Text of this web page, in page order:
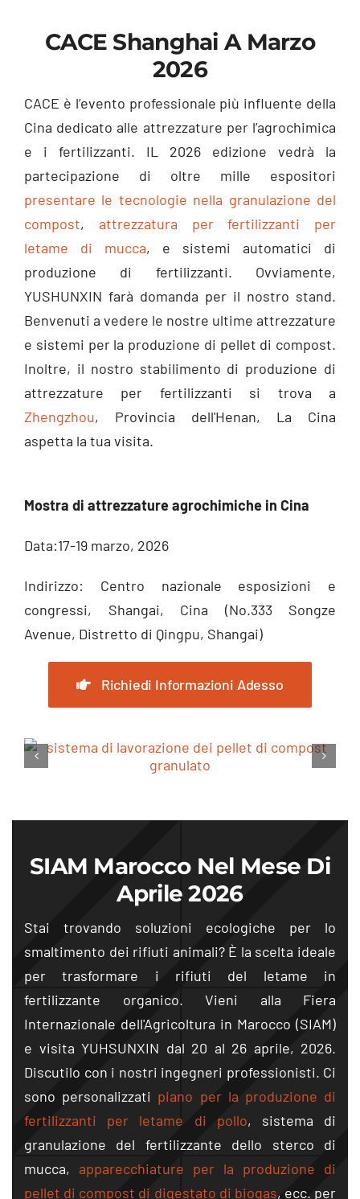
CACE Shanghai A Marzo
2026
CACE è l’evento professionale più influente della
Cina dedicato alle attrezzature per l’agrochimica
e i fertilizzanti. IL 2026 edizione vedrà la
partecipazione di oltre mille espositori
presentare le tecnologie nella granulazione del
compost, attrezzatura per fertilizzanti per
letame di mucca, e sistemi automatici di
produzione di fertilizzanti. Ovviamente,
YUSHUNXIN farà domanda per il nostro stand.
Benvenuti a vedere le nostre ultime attrezzature
e sistemi per la produzione di pellet di compost.
Inoltre, il nostro stabilimento di produzione di
attrezzature per fertilizzanti si trova a
Zhengzhou, Provincia dell'Henan, La Cina
aspetta la tua visita.
Mostra di attrezzature agrochimiche in Cina
Data:17-19 marzo, 2026
Indirizzo: Centro nazionale esposizioni e
congressi, Shangai, Cina (No.333 Songze
Avenue, Distretto di Qingpu, Shangai)
Richiedi Informazioni Adesso
SIAM Marocco Nel Mese Di
Aprile 2026
Stai trovando soluzioni ecologiche per lo
smaltimento dei rifiuti animali? È la scelta ideale
per trasformare i rifiuti del letame in
fertilizzante organico. Vieni alla Fiera
Internazionale dell'Agricoltura in Marocco (SIAM)
e visita YUHSUNXIN dal 20 al 26 aprile, 2026.
Discutilo con i nostri ingegneri professionisti. Ci
sono personalizzati piano per la produzione di
fertilizzanti per letame di pollo, sistema di
granulazione del fertilizzante dello sterco di
mucca, apparecchiature per la produzione di
pellet di compost di digestato di biogas, ecc. per